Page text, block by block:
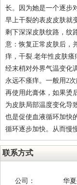
长。因为她是一个逐步
早上干裂的表皮皮肤就
剩下深深皮肤纹路，纹
意：恢复正常皮肤后，
痒，干裂.老年性皮肤
经末梢对外界气温变化
永远不瘙痒。一般用2
再使用此膏体，如果烫
为皮肤局部温度变化导
也是促使血液循环加快
循环逐步加快。从而慢
联系方式
公司：
华